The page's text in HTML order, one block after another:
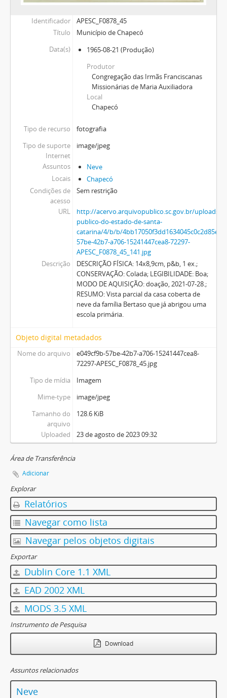
Identificador
APESC_F0878_45
Título
Município de Chapecó
Data(s)
1965-08-21 (Produção)
Produtor
Congregação das Irmãs Franciscanas
Missionárias de Maria Auxiliadora
Local
Chapecó
Tipo de recurso
fotografia
Tipo de suporte
Internet
image/jpeg
Assuntos
Neve
Locais
Chapecó
Condições de
acesso
Sem restrição
URL
http://acervo.arquivopublico.sc.gov.br/uploads/
publico-do-estado-de-santa-
catarina/4/b/b/
57be-42b7-a706-15241447cea8-72297-
APESC_F0878_45_141.jpg
Descrição
DESCRIÇÃO FÍSICA: 14x8,9cm, p&b, 1 ex.;
CONSERVAÇÃO: Colada; LEGIBILIDADE: Boa;
MODO DE AQUISIÇÃO: doação, 2021-07-28.;
RESUMO: Vista parcial da casa coberta de
neve da família Bertaso que já abrigou uma
escola primária.
Objeto digital metadados
Nome do arquivo
e049cf9b-57be-42b7-a706-15241447cea8-
72297-APESC_F0878_45.jpg
Tipo de mídia
Imagem
Mime-type
image/jpeg
Tamanho do
arquivo
128.6 KiB
Uploaded 23 de agosto de 2023 09:32
Área de Transferência
Adicionar
Explorar
Relatórios
Navegar como lista
Navegar pelos objetos digitais
Exportar
Dublin Core 1.1 XML
EAD 2002 XML
MODS 3.5 XML
Instrumento de Pesquisa
Download
Assuntos relacionados
Neve